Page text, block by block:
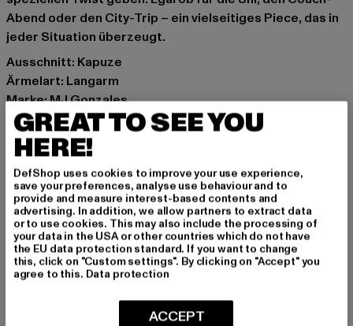
Abend oder den City-Trip – ein vielseitiges Piece, das in
jeder Situation überzeugt.
Ausschnitt: Kapuze
Ärmelart: Langarm
Marke: MJ Gonzales
Kat.: Sweat & Fleece - Hoodies
Farbe: schwarz
Hersteller Farbe: black
Materialzusammensetzung: 100% Baumwolle
Art.Nr: MJG11711-00007
Hersteller: TB International GmbH |info@tbint.de
Dr.-Robert-Murjahn-Straße 7 | 64372 Ober-Ramstadt |
DE
GREAT TO SEE YOU
HERE!
DefShop uses cookies to improve your use experience,
save your preferences, analyse use behaviour and to
provide and measure interest-based contents and
advertising. In addition, we allow partners to extract data
or to use cookies. This may also include the processing of
your data in the USA or other countries which do not have
the EU data protection standard. If you want to change
this, click on "Custom settings". By clicking on "Accept" you
agree to this. Data protection
ACCEPT